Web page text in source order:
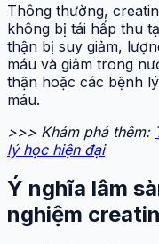
Thông thường,
không bị tái hấp thu
thận bị suy giảm,
máu và giảm trong
thận hoặc các bệnh
máu.
>>> Khám phá thêm:
lý học hiện đại
Ý nghĩa lâm
nghiệm